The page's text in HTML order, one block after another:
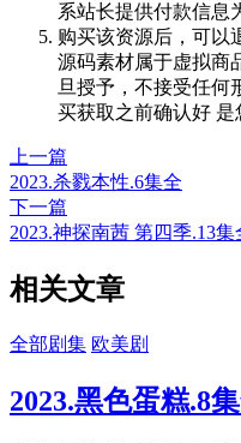
系站长提供付款信息
购买该资源后，可以
源码素材属于虚拟商
旦授予，不接受任何
买获取之前确认好
上一篇
2023.杀戮本性.6集全
下一篇
2023.神探南茜 第四季.13集
相关文章
全部剧集 欧美剧
2023.黑色蛋糕.8